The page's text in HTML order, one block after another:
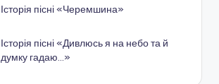
Історія пісні «Черемшина»
Історія пісні «Дивлюсь я на небо та й
думку гадаю…»